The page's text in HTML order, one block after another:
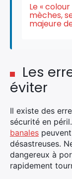
Le «
mèches,
majeure
Les
éviter
Il existe des
sécurité en
banales
désastreuses.
dangereux à
rapidement
: